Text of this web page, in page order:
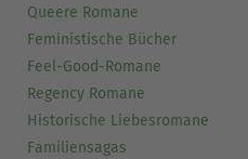
Queere Romane
Feministische Bücher
Feel-Good-Romane
Regency Romane
Historische Liebesromane
Familiensagas